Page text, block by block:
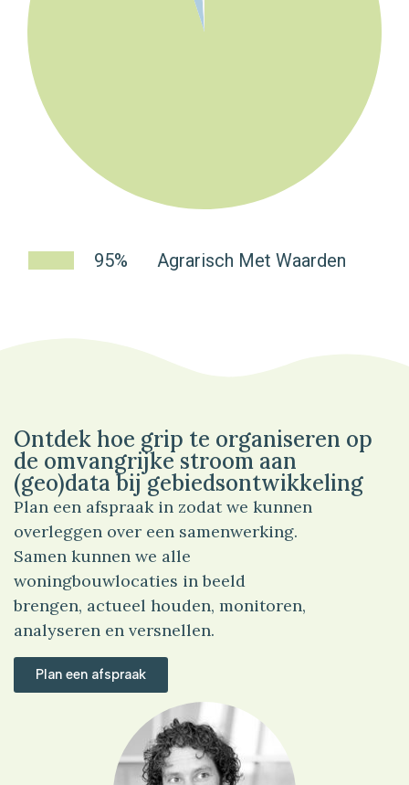
95% Agrarisch Met Waarden
Ontdek hoe grip te organiseren op
de omvangrijke stroom aan
(geo)data bij gebiedsontwikkeling
Plan een afspraak in zodat we kunnen
overleggen over een samenwerking.
Samen kunnen we alle
woningbouwlocaties in beeld
brengen, actueel houden, monitoren,
analyseren en versnellen.
Plan een afspraak